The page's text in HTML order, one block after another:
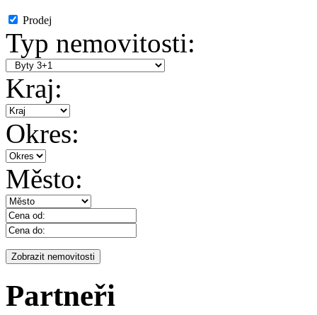
Prodej
Typ nemovitosti:
Kraj:
Okres:
Město:
Partneři